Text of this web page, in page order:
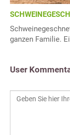
ganzen Familie.
User